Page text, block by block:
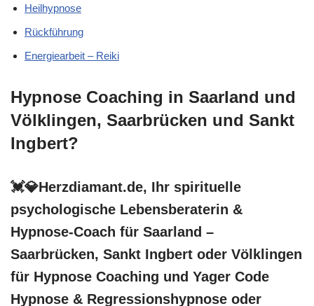
Heilhypnose
Rückführung
Energiearbeit – Reiki
Hypnose Coaching in Saarland und
Völklingen, Saarbrücken und Sankt
Ingbert?
💓️💎Herzdiamant.de, Ihr spirituelle
psychologische Lebensberaterin &
Hypnose-Coach für Saarland –
Saarbrücken, Sankt Ingbert oder Völklingen
für Hypnose Coaching und Yager Code
Hypnose & Regressionshypnose oder